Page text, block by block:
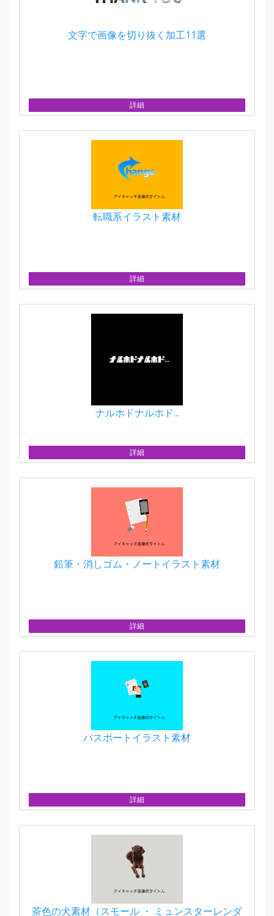
文字で画像を切り抜く加工11選
詳細
転職系イラスト素材
詳細
ナルホドナルホド...
詳細
鉛筆・消しゴム・ノートイラスト素材
詳細
パスポートイラスト素材
詳細
茶色の犬素材（スモール ・ ミュンスターレンダ